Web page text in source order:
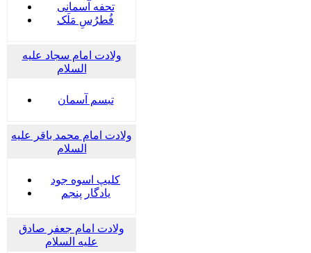
تحفه آسمانی
فُطرُسِ مَلَک
ولادت امام سجاد علیه
السلام
تبسم آسمان
ولادت امام محمد باقر علیه
السلام
کلیپ اسوه جود
یادگار پنجم
ولادت امام جعفر صادق
علیه السلام